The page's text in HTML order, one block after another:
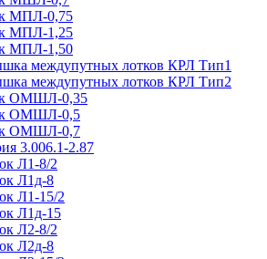
МПЛ-0,75
МПЛ-1,25
МПЛ-1,50
междупутных лотков КРЛ Тип1
междупутных лотков КРЛ Тип2
ОМШЛ-0,35
ОМШЛ-0,5
ОМШЛ-0,7
3.006.1-2.87
Л1-8/2
Л1д-8
Л1-15/2
Л1д-15
Л2-8/2
Л2д-8